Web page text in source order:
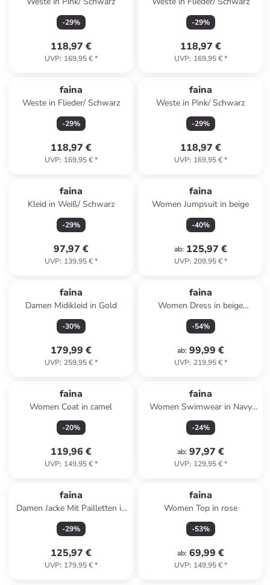
-29%
118,97 €
UVP: 169,95 €*
-29%
118,97 €
UVP: 169,95 €*
faina
Weste in Flieder/ Schwarz
-29%
118,97 €
UVP: 169,95 €*
faina
Weste in Pink/ Schwarz
-29%
118,97 €
UVP: 169,95 €*
faina
Kleid in Weiß/ Schwarz
-29%
97,97 €
UVP: 139,95 €*
faina
Women Jumpsuit in beige
-40%
ab: 125,97 €
UVP: 209,95 €*
faina
Damen Midikleid in Gold
-30%
179,99 €
UVP: 259,95 €*
faina
Women Dress in beige
multicolor
-54%
ab: 99,99 €
UVP: 219,95 €*
faina
Women Coat in camel
-20%
119,96 €
UVP: 149,95 €*
faina
Women Swimwear in Navy
Blue
-24%
ab: 97,97 €
UVP: 129,95 €*
faina
Damen Jacke Mit Pailletten in
Blau Grün Mehrfarbig
-29%
125,97 €
UVP: 179,95 €*
faina
Women Top in rose
-53%
ab: 69,99 €
UVP: 149,95 €*